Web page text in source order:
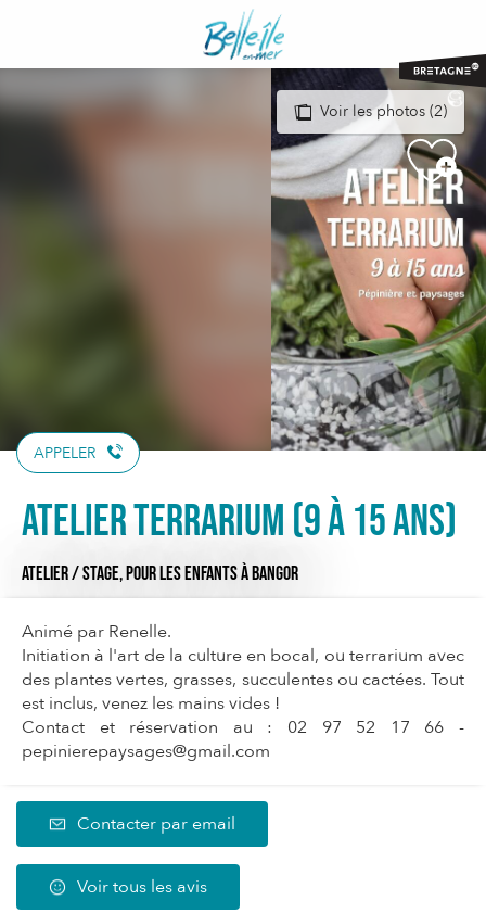
contenu
Voir les photos (2)
APPELER
Atelier Terrarium (9 à 15 ans)
ATELIER / STAGE,POUR LES ENFANTSÀ BANGOR
Animé par Renelle.
Initiation à l'art de la culture en bocal, ou terrarium avec
des plantes vertes, grasses, succulentes ou cactées. Tout
est inclus, venez les mains vides !
Contact et réservation au : 02 97 52 17 66 -
pepinierepaysages@gmail.com
Contacter par email
Voir tous les avis